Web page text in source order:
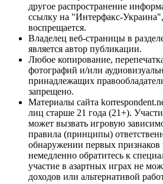
другое распространение
ссылку на "Интерфакс-
воспрещается.
Владелец веб-страницы в
является автор публикации.
Любое копирование,
фотографий и/или
принадлежащих
запрещено.
Материалы сайта
лиц старше 21 года (21+).
может вызвать игровую
правила (принципы)
обнаружении первых признаков
немедленно обратитесь к
участие в азартных играх не
доходов или альтернативой